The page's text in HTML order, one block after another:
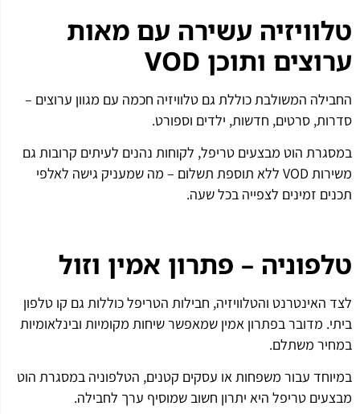
טלוויזיה עשירה עם מאות
ערוצים ותוכן
החבילה המשולבת כוללת גם טלוויזיה חכמה עם מגוון ערוצים –
סדרות, סרטים, חדשות, ילדים וספורט.
במסגרת הוט מבצעים טריפל, לקוחות נהנים לעיתים קרובות גם
משירות VOD ללא תוספת תשלום – מה שמעניק גישה לאלפי
תכנים זמינים לצפייה בכל שעה.
טלפוניה – פתרון אמין וזול
לצד האינטרנט והטלוויזיה, חבילות הטריפל כוללות גם קו טלפון
ביתי. מדובר בפתרון אמין שמאפשר שיחות מקומיות ובינלאומיות
במחיר משתלם.
במיוחד עבור משפחות או עסקים קטנים, הטלפוניה במסגרת הוט
מבצעים טריפל היא יתרון חשוב שמוסיף ערך לחבילה.